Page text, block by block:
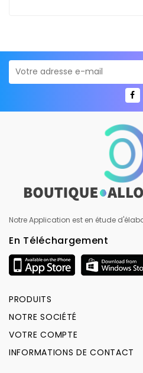
Notre Application est en étude
En Téléchargement
PRODUITS
NOTRE SOCIÉTÉ
VOTRE COMPTE
INFORMATIONS DE CONTACT